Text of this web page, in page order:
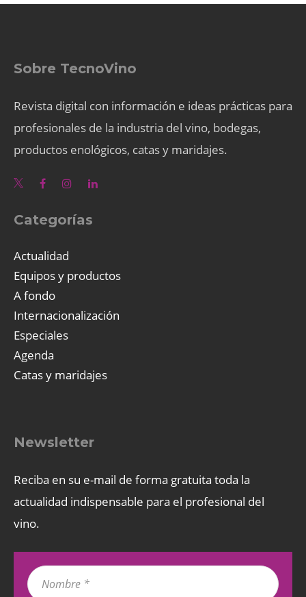
Sobre TecnoVino
Revista digital con información e ideas prácticas para
profesionales de la industria del vino, bodegas,
productos enológicos, catas y maridajes.
Categorías
Actualidad
Equipos y productos
A fondo
Internacionalización
Especiales
Agenda
Catas y maridajes
Newsletter
Reciba en su e-mail de forma gratuita toda la
actualidad indispensable para el profesional del
vino.